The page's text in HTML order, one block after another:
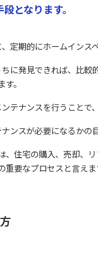
となります。
定期的にホームインス
に発見できれば、比
。
テナンスを行うことで
ンスが必要になるかの
、住宅の購入、売却、
要なプロセスと言えま